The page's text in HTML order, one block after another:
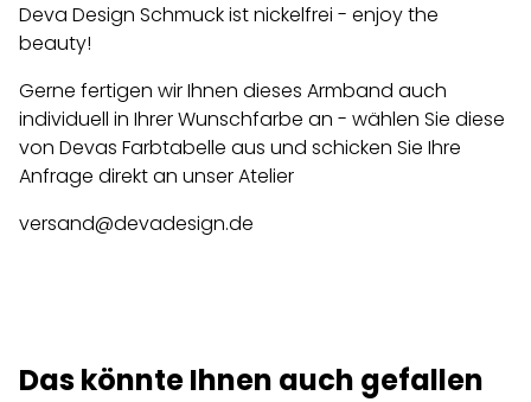
Deva Design Schmuck ist nickelfrei - enjoy the
beauty!
Gerne fertigen wir Ihnen dieses Armband auch
individuell in Ihrer Wunschfarbe an - wählen Sie diese
von Devas Farbtabelle aus und schicken Sie Ihre
Anfrage direkt an unser Atelier
versand@devadesign.de
Das könnte Ihnen auch gefallen